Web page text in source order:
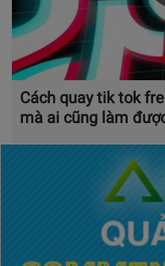
Cách quay tik tok
mà ai cũng làm